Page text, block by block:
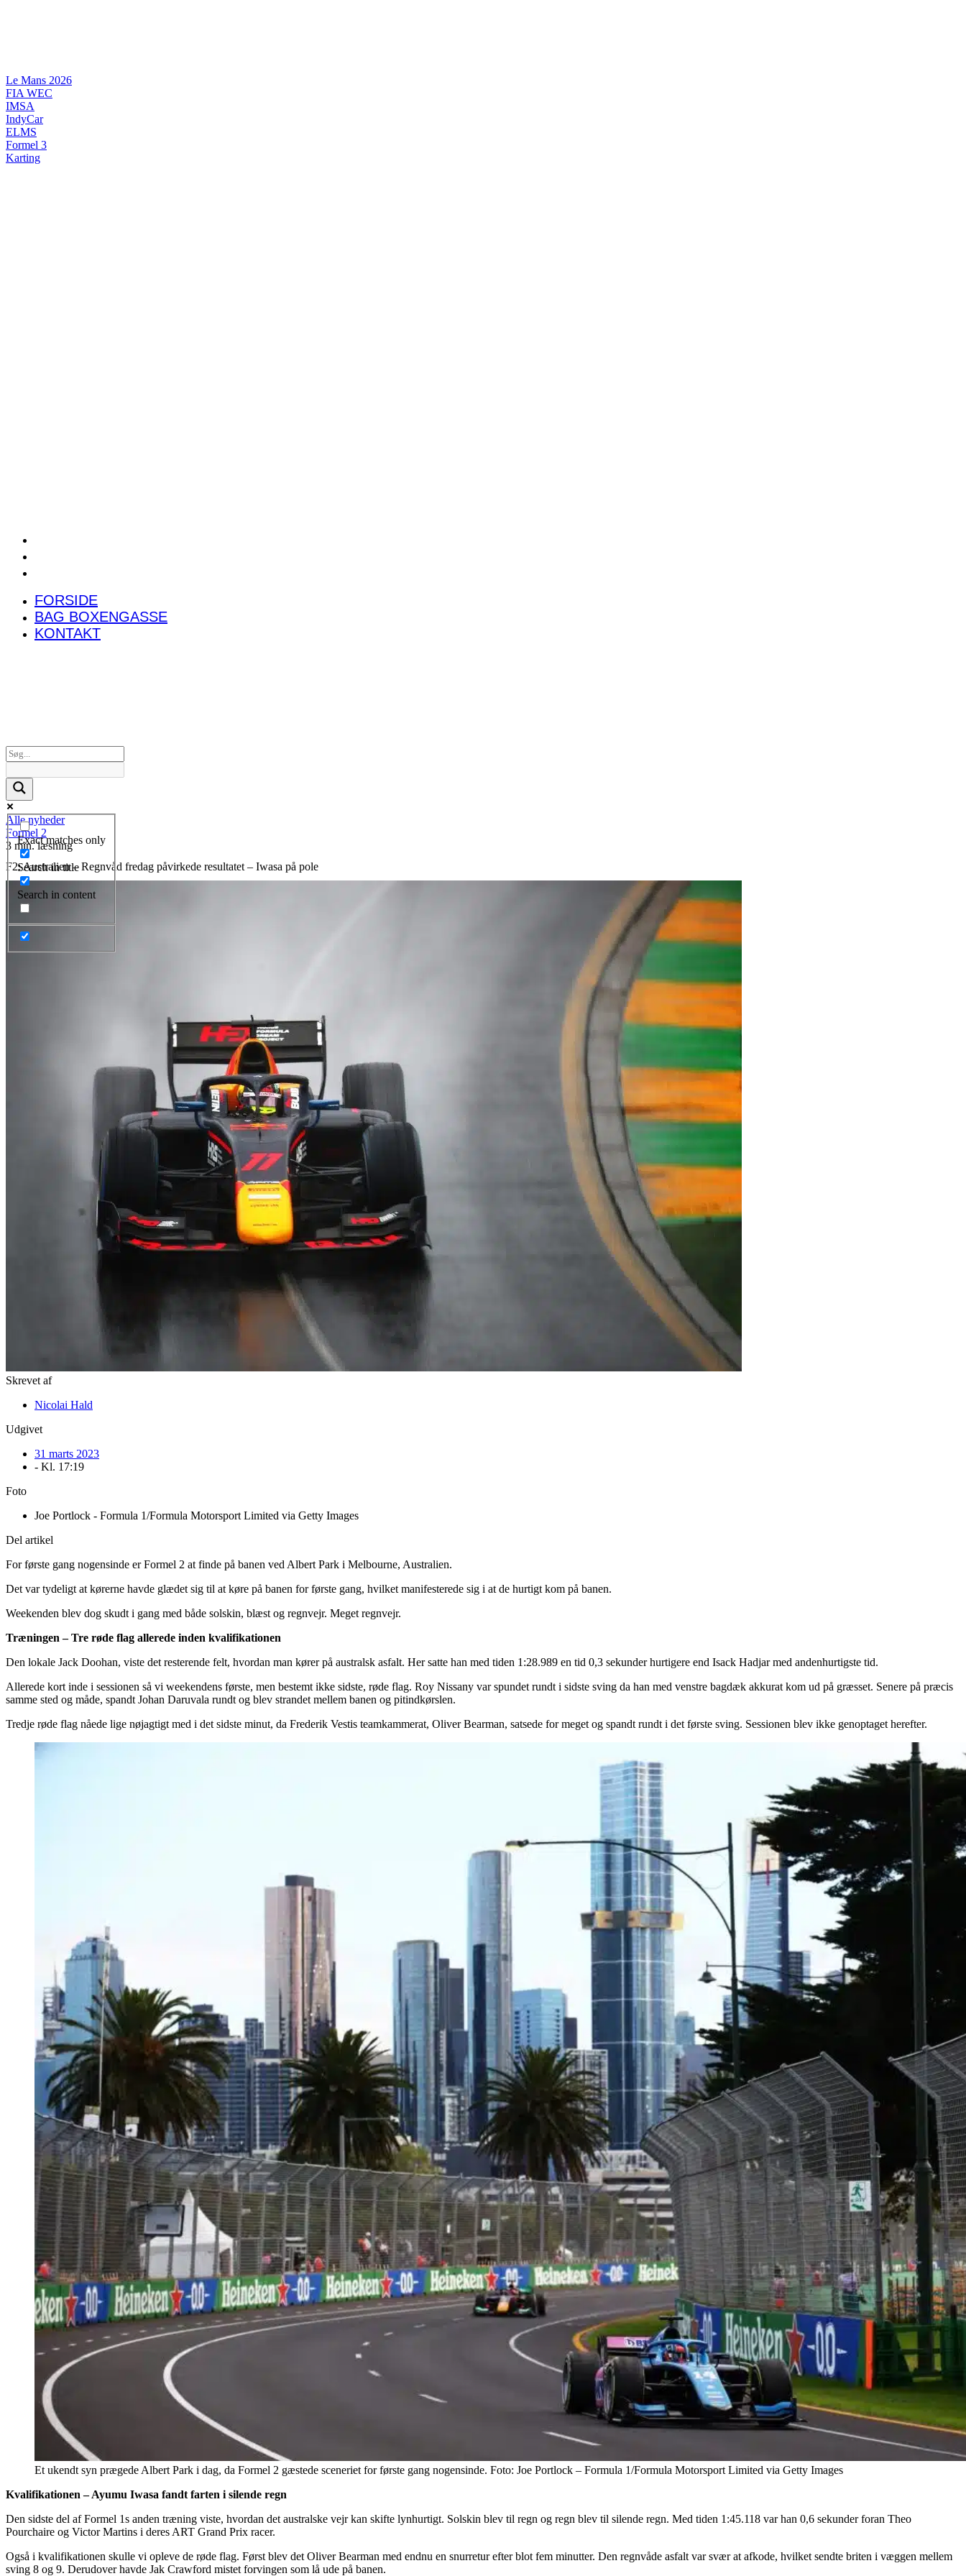
Le Mans 2026
FIA WEC
IMSA
IndyCar
ELMS
Formel 3
Karting
FORSIDE
BAG BOXENGASSE
KONTAKT
Exact matches only
Search in title
Search in content
Alle nyheder
Formel 2
3 min. læsning
F2: Australien – Regnvåd fredag påvirkede resultatet – Iwasa på pole
Skrevet af
Nicolai Hald
Udgivet
31 marts 2023
- Kl. 17:19
Foto
Joe Portlock - Formula 1/Formula Motorsport Limited via Getty Images
Del artikel
For første gang nogensinde er Formel 2 at finde på banen ved Albert Park i Melbourne, Australien.
Det var tydeligt at kørerne havde glædet sig til at køre på banen for første gang, hvilket manifesterede sig i at de hurtigt kom på banen.
Weekenden blev dog skudt i gang med både solskin, blæst og regnvejr. Meget regnvejr.
Træningen – Tre røde flag allerede inden kvalifikationen
Den lokale Jack Doohan, viste det resterende felt, hvordan man kører på australsk asfalt. Her satte han med tiden 1:28.989 en tid 0,3 sekunder hurtigere end Isack Hadjar med andenhurtigste tid.
Allerede kort inde i sessionen så vi weekendens første, men bestemt ikke sidste, røde flag. Roy Nissany var spundet rundt i sidste sving da han med venstre bagdæk akkurat kom ud på græsset. Senere på præcis
samme sted og måde, spandt Johan Daruvala rundt og blev strandet mellem banen og pitindkørslen.
Tredje røde flag nåede lige nøjagtigt med i det sidste minut, da Frederik Vestis teamkammerat, Oliver Bearman, satsede for meget og spandt rundt i det første sving. Sessionen blev ikke genoptaget herefter.
Et ukendt syn prægede Albert Park i dag, da Formel 2 gæstede sceneriet for første gang nogensinde. Foto: Joe Portlock – Formula 1/Formula Motorsport Limited via Getty Images
Kvalifikationen – Ayumu Iwasa fandt farten i silende regn
Den sidste del af Formel 1s anden træning viste, hvordan det australske vejr kan skifte lynhurtigt. Solskin blev til regn og regn blev til silende regn. Med tiden 1:45.118 var han 0,6 sekunder foran Theo
Pourchaire og Victor Martins i deres ART Grand Prix racer.
Også i kvalifikationen skulle vi opleve de røde flag. Først blev det Oliver Bearman med endnu en snurretur efter blot fem minutter. Den regnvåde asfalt var svær at afkode, hvilket sendte briten i væggen mellem
sving 8 og 9. Derudover havde Jak Crawford mistet forvingen som lå ude på banen.